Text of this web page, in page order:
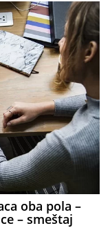
oba pola –
– smeštaj